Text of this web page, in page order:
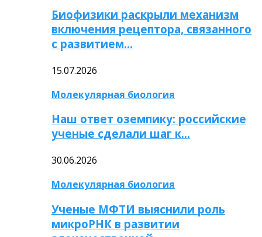
Биофизики раскрыли механизм
включения рецептора, связанного
с развитием…
15.07.2026
Молекулярная биология
Наш ответ оземпику: российские
ученые сделали шаг к…
30.06.2026
Молекулярная биология
Ученые МФТИ выяснили роль
микроРНК в развитии